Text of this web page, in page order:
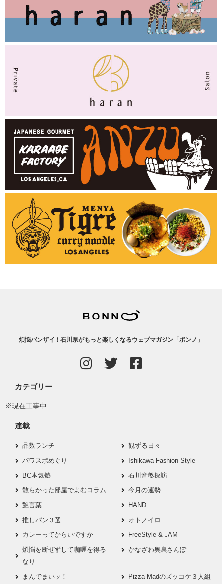
煩悩バンザイ！石川県がもっと楽しくなるウェブマガジン「ボンノ」
カテゴリー
※現在工事中
連載
品数ランチ
観ずる日々
パワスポめぐり
Ishikawa Fashion Style
BC本気塾
石川音盤探訪
散らかった部屋でよむコラム
今月の運勢
艶言葉
HAND
推しパン３選
オトノイロ
カレーってからいですか
FreeStyle & JAM
煩悩を断ぜずして咖喱を得る
なり
かなざわ奥裏さんぽ
まんでまいッ！ Pizza Madのズッコケ３人組